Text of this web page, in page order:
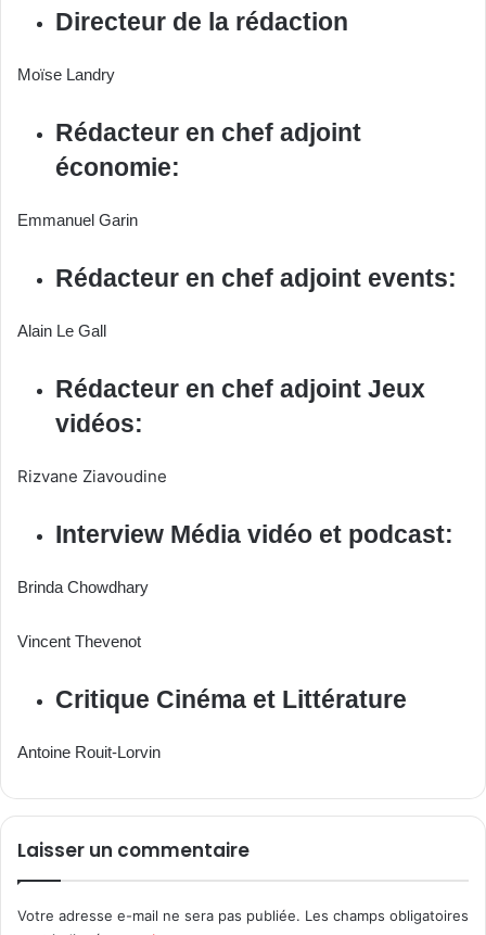
Directeur de la rédaction
Moïse Landry
Rédacteur en chef adjoint
économie:
Emmanuel Garin
Rédacteur en chef adjoint events:
Alain Le Gall
Rédacteur en chef adjoint Jeux
vidéos:
Rizvane Ziavoudine
Interview Média vidéo et podcast:
Brinda Chowdhary
Vincent Thevenot
Critique Cinéma et Littérature
Antoine Rouit-Lorvin
Laisser un commentaire
Votre adresse e-mail ne sera pas publiée. Les champs obligatoires